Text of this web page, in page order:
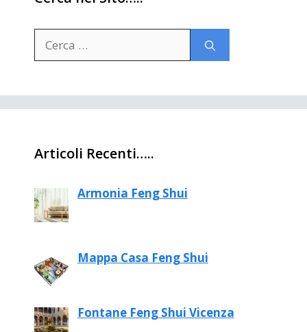
per:
Articoli Recenti…..
Armonia Feng Shui
Mappa Casa Feng Shui
Fontane Feng Shui Vicenza